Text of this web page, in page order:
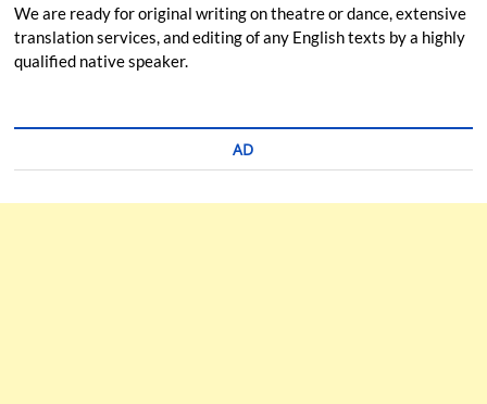
We are ready for original writing on theatre or dance, extensive
translation services, and editing of any English texts by a highly
qualified native speaker.
AD